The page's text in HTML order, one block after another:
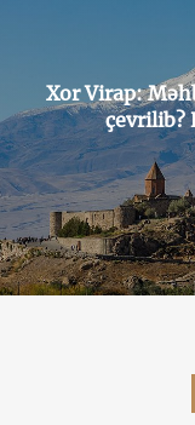
Xor Virap:
çevrilib?